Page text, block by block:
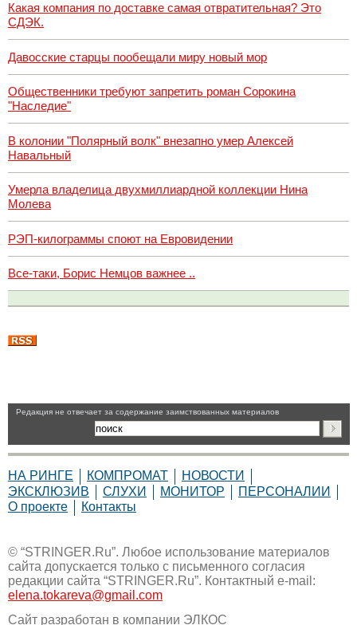
Какая компания по доставке самая отвратительная? Это
СДЭК.
Давосские старцы пообещали миру новый мор
Общественники требуют запретить роман Сорокина
"Наследие"
В колонии "Полярный волк" внезапно умер Алексей
Навальный
Умерла владелица двухмиллиардной коллекции Нина
Молева
РЭП-килограммы споют на Евровидении
Все-таки, Борис Немцов важнее ..
Pедакция не отвечает за содержание заимствованных материалов
НА РИНГЕ КОМПРОМАТ
НОВОСТИ
ЭКСКЛЮЗИВ
СЛУХИ МОНИТОР
ПЕРСОНАЛИИ
О проекте
Контакты
© “STRINGER.Ru”. Любое использование материалов
сайта допускается только с письменного согласия
редакции сайта “STRINGER.Ru”. Контактный e-mail:
elena.tokareva@gmail.com
Сайт разработан в компании ЭЛКОС